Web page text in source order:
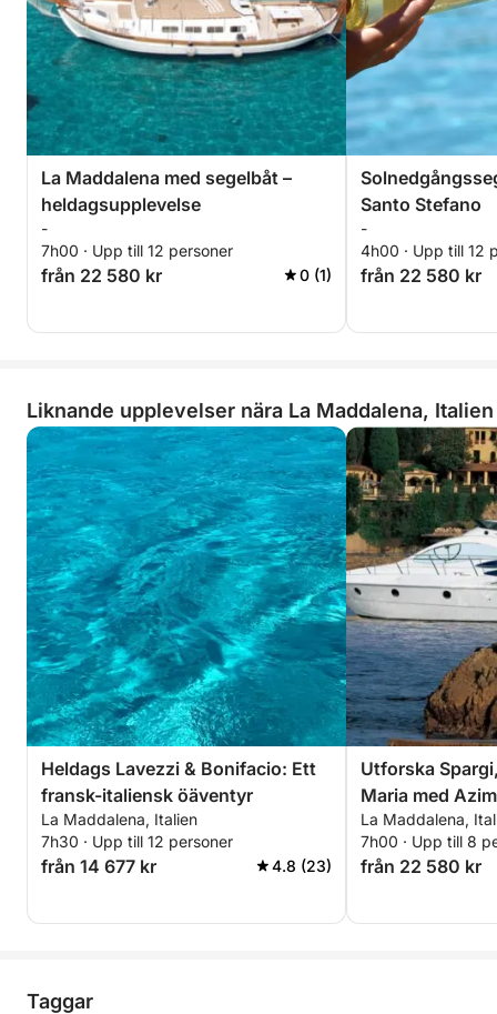
La Maddalena med segelbåt –
heldagsupplevelse
-
7h00 · Upp till 12 personer
från 22 580 kr 0 (1)
Santo Stefano
-
4h00 · Upp till 12
från 22 580 kr
Liknande upplevelser nära La Maddalena, Italien
Heldags Lavezzi & Bonifacio: Ett
fransk-italiensk öäventyr
La Maddalena, Italien
7h30 · Upp till 12 personer
från 14 677 kr 4.8 (23)
Utforska
Maria med
La Maddalena,
7h00 · Upp till 8
från 22 580 kr
Taggar